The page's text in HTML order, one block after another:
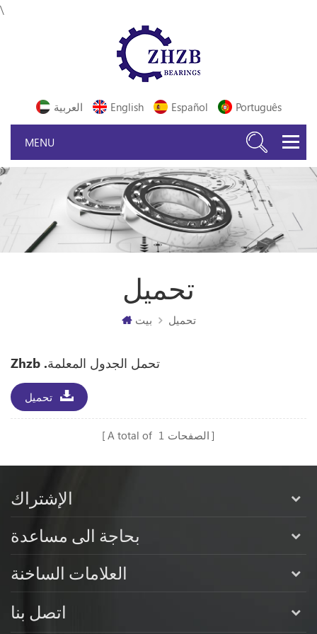
\
العربية English Español Português
تحميل
بيت تحميل
Zhzb .تحمل الجدول المعلمة
تحميل
A total of 1 الصفحات
الإشتراك
بحاجة الى مساعدة
العلامات الساخنة
اتصل بنا